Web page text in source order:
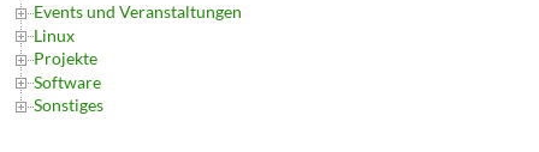
Events und Veranstaltungen
Linux
Projekte
Software
Sonstiges